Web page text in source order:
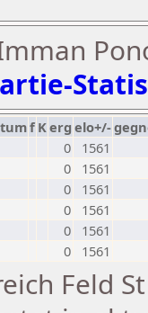
f Kerg elo+/-
0
1561
0
1561
0
1561
0
1561
0
1561
0 1561
Feld